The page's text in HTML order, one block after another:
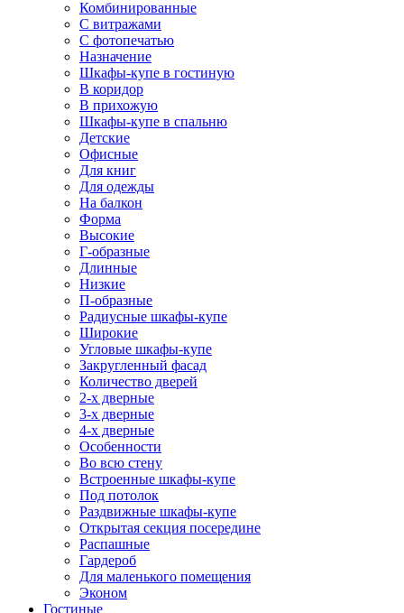
Комбинированные
С витражами
С фотопечатью
Назначение
Шкафы-купе в гостиную
В коридор
В прихожую
Шкафы-купе в спальню
Детские
Офисные
Для книг
Для одежды
На балкон
Форма
Высокие
Г-образные
Длинные
Низкие
П-образные
Радиусные шкафы-купе
Широкие
Угловые шкафы-купе
Закругленный фасад
Количество дверей
2-х дверные
3-х дверные
4-х дверные
Особенности
Во всю стену
Встроенные шкафы-купе
Под потолок
Раздвижные шкафы-купе
Открытая секция посередине
Распашные
Гардероб
Для маленького помещения
Эконом
Гостиные